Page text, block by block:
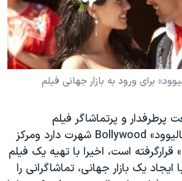
۲۰۲۴
به اسرائیل
آزادی
برای ورود به بازار جهانی فیلم
پرطرفدار و پرتماشاگر فیلم
هندوستان که به «بالیوود» Bollywood شهرت دارد ومرکز
است، اخیرا با تهیه یک فیلم
ایجاد یک بازار جهانی، تماشاگرانی را